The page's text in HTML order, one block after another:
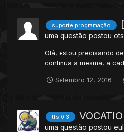
suporte programação
uma questão postou
Olá, estou precisando
continua a mesma, a
Setembro 12, 2016
tfs 0.3
uma questão postou